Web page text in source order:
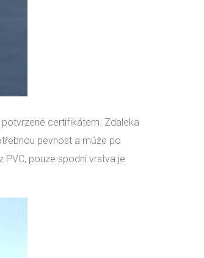
certifikátem. Zdaleka
pevnost a může po
PVC, pouze spodní vrstva je